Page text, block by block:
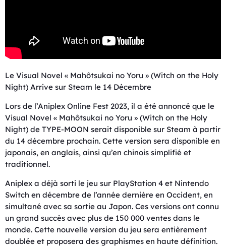
Le Visual Novel « Mahôtsukai no Yoru » (Witch on the Holy
Night) Arrive sur Steam le 14 Décembre
Lors de l’Aniplex Online Fest 2023, il a été annoncé que le
Visual Novel « Mahôtsukai no Yoru » (Witch on the Holy
Night) de TYPE-MOON serait disponible sur Steam à partir
du 14 décembre prochain. Cette version sera disponible en
japonais, en anglais, ainsi qu’en chinois simplifié et
traditionnel.
Aniplex a déjà sorti le jeu sur PlayStation 4 et Nintendo
Switch en décembre de l’année dernière en Occident, en
simultané avec sa sortie au Japon. Ces versions ont connu
un grand succès avec plus de 150 000 ventes dans le
monde. Cette nouvelle version du jeu sera entièrement
doublée et proposera des graphismes en haute définition.